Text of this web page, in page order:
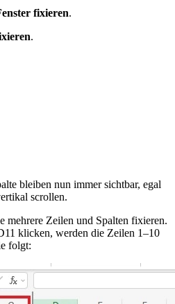
fixieren.
.
bleiben nun immer sichtbar, egal
scrollen.
mehrere Zeilen und Spalten fixieren.
klicken, werden die Zeilen 1–10
folgt: